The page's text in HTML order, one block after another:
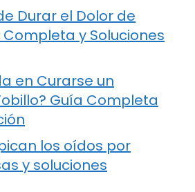
Durar el Dolor de
y Soluciones
en Curarse un
Guía Completa
los oídos por
y soluciones